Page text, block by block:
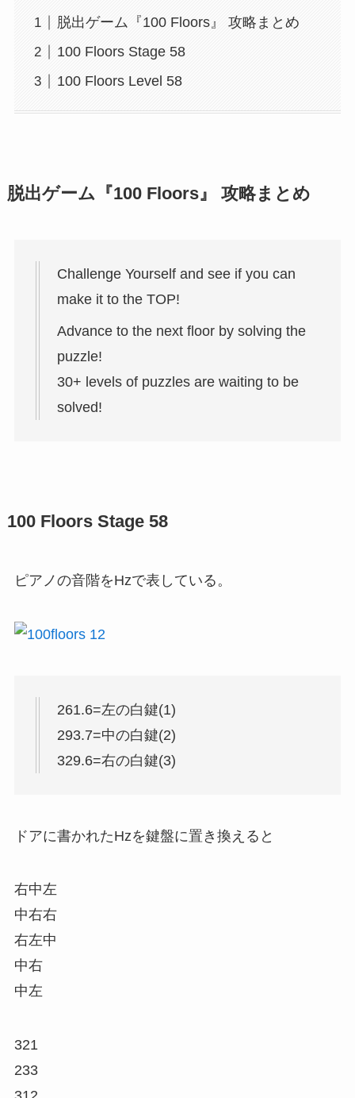
脱出ゲーム『100 Floors』 攻略まとめ
100 Floors Stage 58
100 Floors Level 58
脱出ゲーム『100 Floors』 攻略まとめ
Challenge Yourself and see if you can
make it to the TOP!
Advance to the next floor by solving the
puzzle!
30+ levels of puzzles are waiting to be
solved!
100 Floors Stage 58
ピアノの音階をHzで表している。
261.6=左の白鍵(1)
293.7=中の白鍵(2)
329.6=右の白鍵(3)
ドアに書かれたHzを鍵盤に置き換えると
右中左
中右右
右左中
中右
中左
321
233